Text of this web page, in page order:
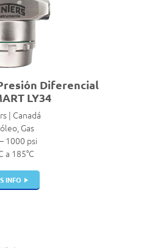
Diferencial
LY34
| Canadá
Gas
1000 psi
a 185°C
INFO